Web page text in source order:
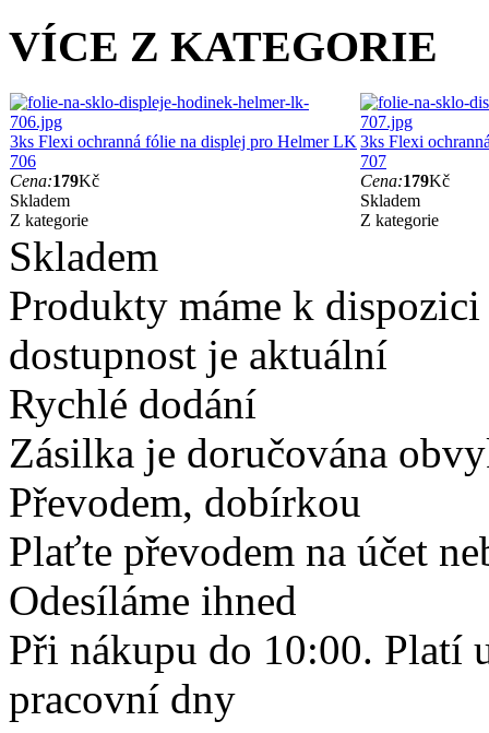
VÍCE Z KATEGORIE
3ks Flexi ochranná fólie na displej pro Helmer LK
706
Cena:179Kč
Skladem
Z kategorie
3ks Flexi
707
Cena:179Kč
Skladem
Z kategorie
Skladem
Produkty máme k
dostupnost je aktuální
Rychlé dodání
Zásilka je doručována
Převodem, dobírkou
Plaťte převodem na účet
Odesíláme ihned
Při nákupu do 10:00. Platí
pracovní dny